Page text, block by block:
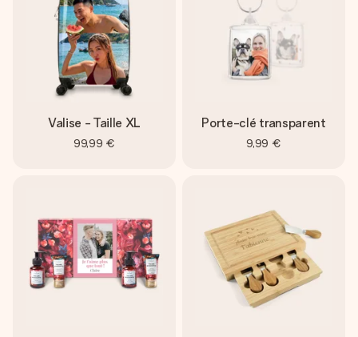
Valise - Taille XL
99,99 €
Porte-clé transparent
9,99 €